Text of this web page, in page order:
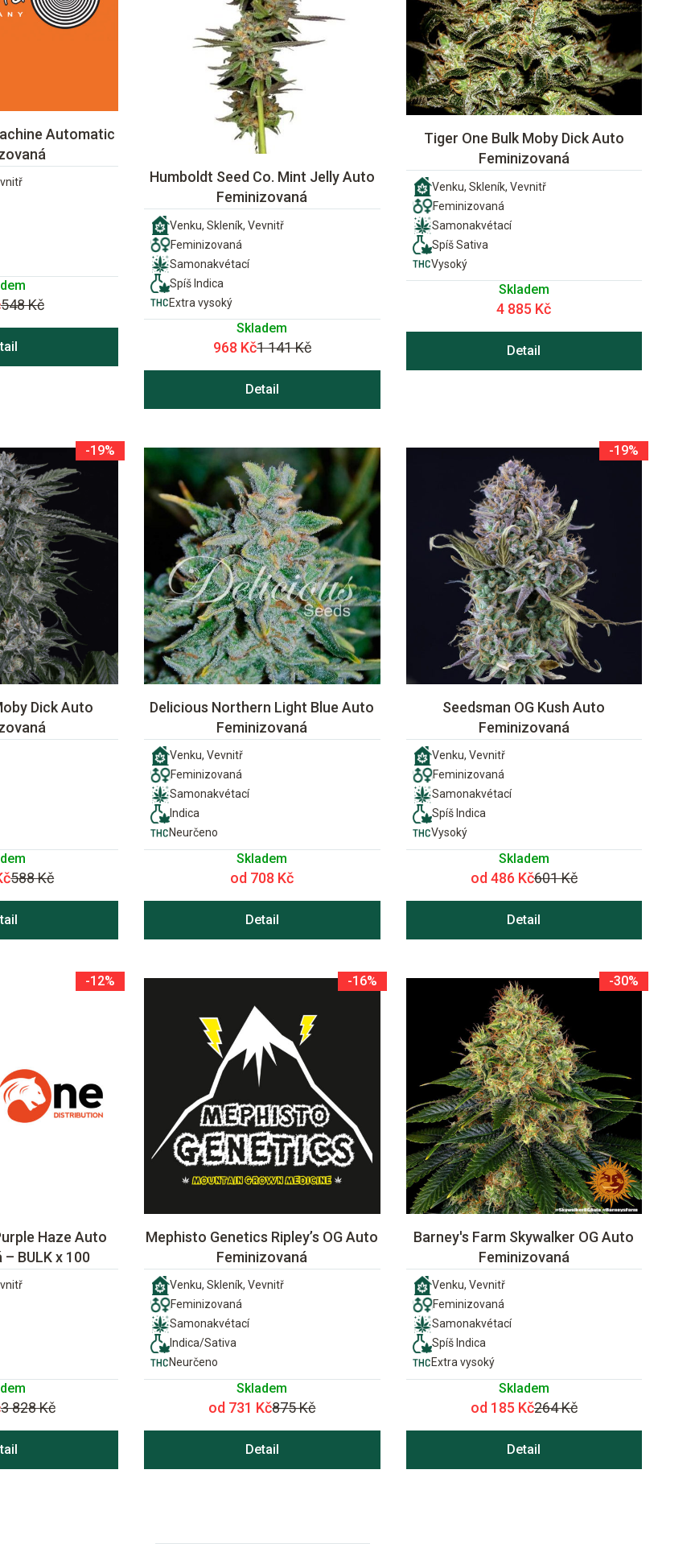
Automatic
548 Kč
Humboldt Seed Co. Mint Jelly Auto
Feminizovaná
Venku, Skleník, Vevnitř
Feminizovaná
Samonakvétací
Spíš Indica
Extra vysoký
Skladem
968 Kč1 141 Kč
Detail
Tiger One Bulk Moby Dick Auto
Feminizovaná
Venku, Skleník, Vevnitř
Feminizovaná
Samonakvétací
Spíš Sativa
Vysoký
Skladem
4 885 Kč
Detail
-19%
Dick Auto
588 Kč
Delicious Northern Light Blue Auto
Feminizovaná
Venku, Vevnitř
Feminizovaná
Samonakvétací
Indica
Neurčeno
Skladem
od 708 Kč
Detail
-19%
Seedsman OG Kush Auto
Feminizovaná
Venku, Vevnitř
Feminizovaná
Samonakvétací
Spíš Indica
Vysoký
Skladem
od 486 Kč601 Kč
Detail
-12%
Haze Auto
BULK x 100
3 828 Kč
-16%
Mephisto Genetics Ripley’s OG Auto
Feminizovaná
Venku, Skleník, Vevnitř
Feminizovaná
Samonakvétací
Indica/Sativa
Neurčeno
Skladem
od 731 Kč875 Kč
Detail
-30%
Barney's Farm Skywalker OG Auto
Feminizovaná
Venku, Vevnitř
Feminizovaná
Samonakvétací
Spíš Indica
Extra vysoký
Skladem
od 185 Kč264 Kč
Detail